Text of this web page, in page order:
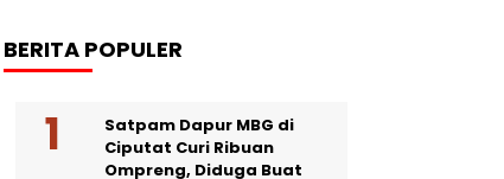
BERITA POPULER
Satpam Dapur MBG di
Ciputat Curi Ribuan
Ompreng, Diduga Buat